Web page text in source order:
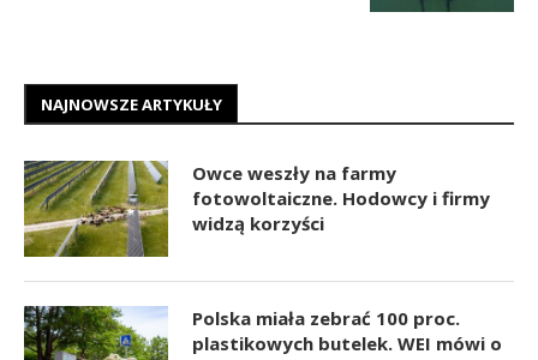
NAJNOWSZE ARTYKUŁY
Owce weszły na farmy
fotowoltaiczne. Hodowcy i firmy
widzą korzyści
Polska miała zebrać 100 proc.
plastikowych butelek. WEI mówi o